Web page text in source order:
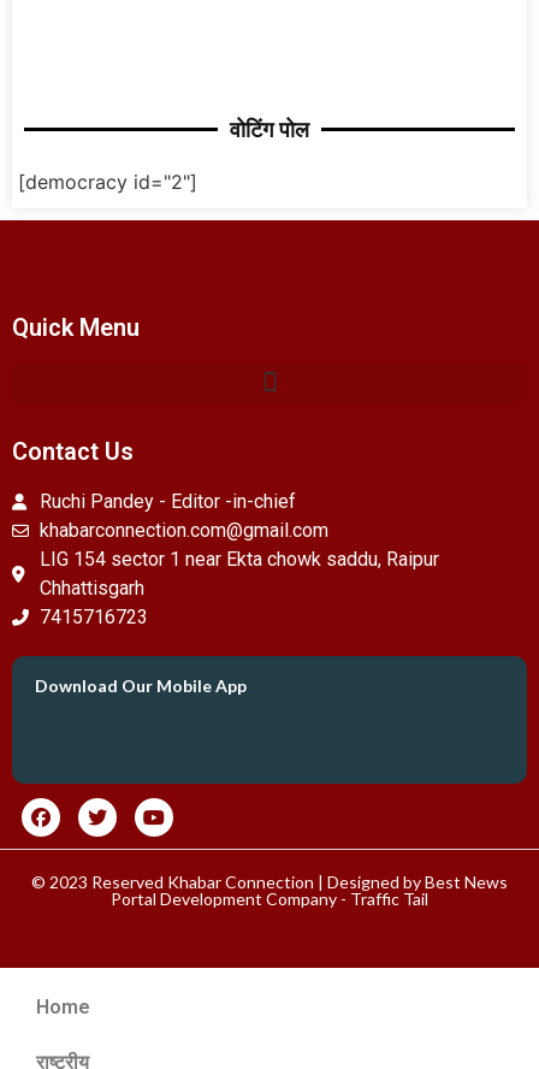
वोटिंग पोल
[democracy id="2"]
Quick Menu
Contact Us
Ruchi Pandey - Editor -in-chief
khabarconnection.com@gmail.com
LIG 154 sector 1 near Ekta chowk saddu, Raipur
Chhattisgarh
7415716723
Download Our Mobile App
© 2023 Reserved Khabar Connection | Designed byBest News
Portal Development Company - Traffic Tail
Home
राष्ट्रीय